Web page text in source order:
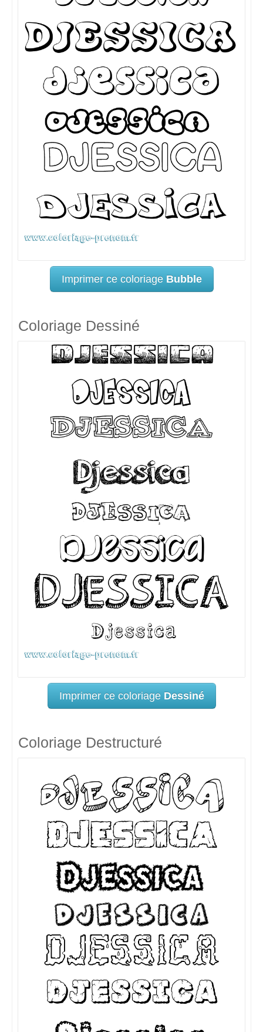
Imprimer ce coloriage Bubble
Coloriage Dessiné
Imprimer ce coloriage Dessiné
Coloriage Destructuré